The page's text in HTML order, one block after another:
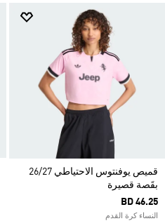
قميص يوفنتوس الاحتياطي 26/27
بقَصة قصيرة
BD 46.25
النساء كرة القدم